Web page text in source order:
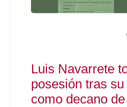
Luis Navarrete
posesión tras
como decano